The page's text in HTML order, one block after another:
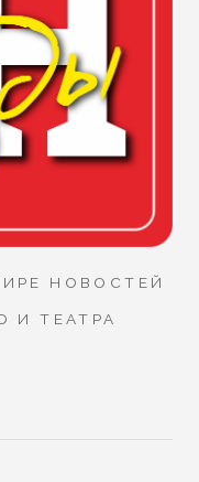
НОВОСТЕЙ
И ТЕАТРА